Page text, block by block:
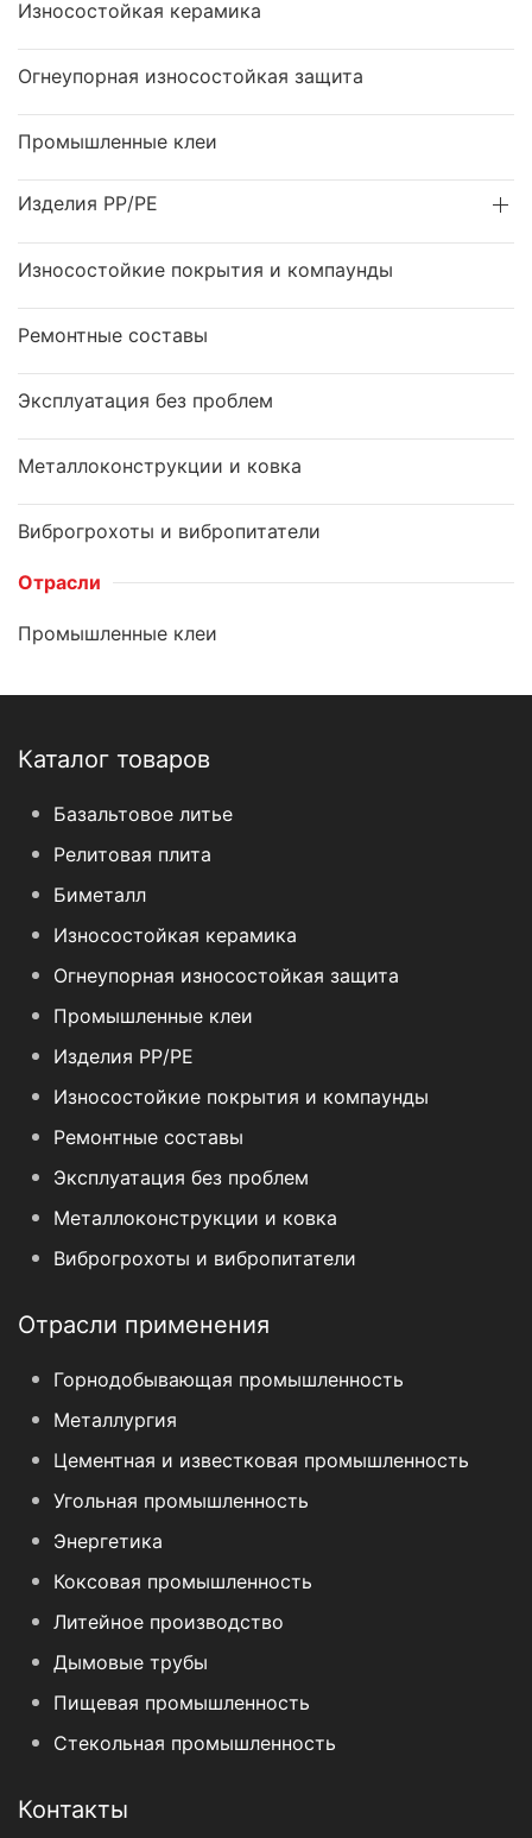
Износостойкая керамика
Огнеупорная износостойкая защита
Промышленные клеи
Изделия PP/PE
Износостойкие покрытия и компаунды
Ремонтные составы
Эксплуатация без проблем
Металлоконструкции и ковка
Виброгрохоты и вибропитатели
Отрасли
Промышленные клеи
Каталог товаров
Базальтовое литье
Релитовая плита
Биметалл
Износостойкая керамика
Огнеупорная износостойкая защита
Промышленные клеи
Изделия PP/PE
Износостойкие покрытия и компаунды
Ремонтные составы
Эксплуатация без проблем
Металлоконструкции и ковка
Виброгрохоты и вибропитатели
Отрасли применения
Горнодобывающая промышленность
Металлургия
Цементная и известковая промышленность
Угольная промышленность
Энергетика
Коксовая промышленность
Литейное производство
Дымовые трубы
Пищевая промышленность
Стекольная промышленность
Контакты